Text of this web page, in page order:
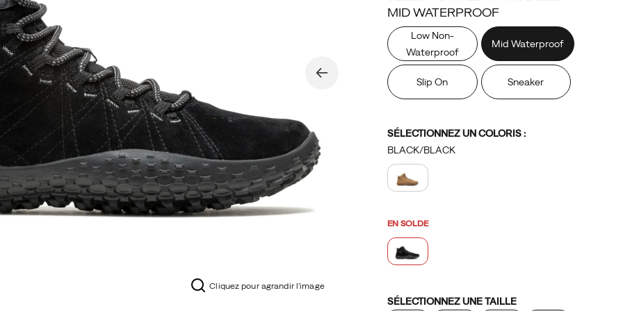
Cliquez pour agrandir l'image
MID WATERPROOF
Low Non-
Waterproof
Mid Waterproof
Slip On Sneaker
Variations
SÉLECTIONNEZ UN COLORIS:
BLACK/BLACK
EN SOLDE
Variations
SÉLECTIONNEZ UNE TAILLE